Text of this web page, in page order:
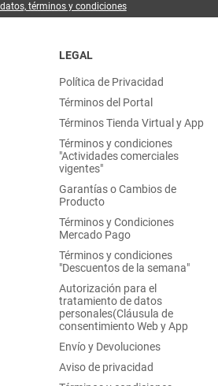
términos y condiciones
LEGAL
Política de Privacidad
Términos del Portal
Términos Tienda Virtual y App
Términos y condiciones
"Actividades comerciales
vigentes"
Garantías o Cambios de
Producto
Términos y Condiciones
Mercado Pago
Términos y condiciones
"Descuentos de la semana"
Autorización para el
tratamiento de datos
personales(Cláusula de
consentimiento Web y App
Envío y Devoluciones
Aviso de privacidad